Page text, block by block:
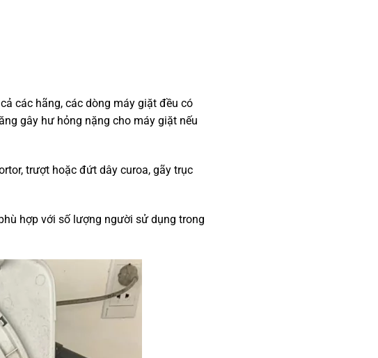
các hãng, các dòng máy giặt đều có
gây hư hỏng nặng cho máy giặt nếu
trượt hoặc đứt dây curoa, gãy trục
hợp với số lượng người sử dụng trong